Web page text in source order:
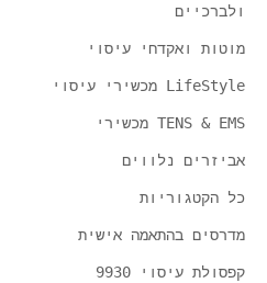
ולברכיים
מוטות ואקדחי עיסוי
LifeStyle מכשירי עיסוי
TENS & EMS מכשירי
אביזרים נלווים
כל הקטגוריות
מדרסים בהתאמה אישית
קפסולת עיסוי 9930